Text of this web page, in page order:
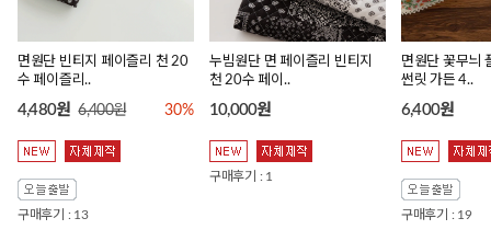
면원단 빈티지 페이즐리 천 20
수 페이즐리..
4,480원 6,400원 30%
구매후기 : 13
누빔원단 면 페이즐리 빈티지
천 20수 페이..
10,000원
구매후기 : 1
면원단 꽃무늬
썬릿 가든 4..
6,400원
구매후기 : 19